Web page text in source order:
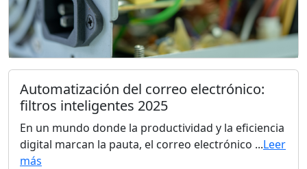
Automatización del correo electrónico:
filtros inteligentes 2025
En un mundo donde la productividad y la eficiencia
digital marcan la pauta, el correo electrónico ...Leer
más